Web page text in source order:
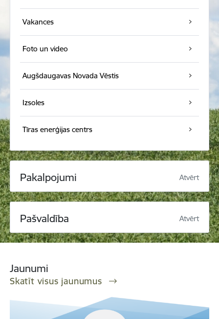
Vakances
Foto un video
Augšdaugavas Novada Vēstis
Izsoles
Tīras enerģijas centrs
Pakalpojumi Atvērt
Pašvaldība Atvērt
Jaunumi
Skatīt visus jaunumus